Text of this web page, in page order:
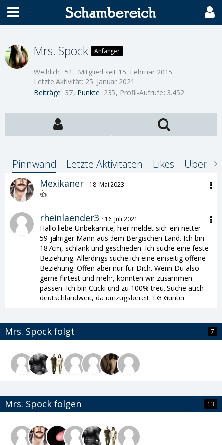
Mrs. Spock Anfänger
Weiblich 51
Mitglied seit 15. Februar 2015
Letzte Aktivität: 25. Januar 2021
Beiträge 37 Punkte 235 Profil-Aufrufe 3.452
Pinnwand Letzte Aktivitäten Likes Über
Mexikaner 18. Mai 2023
👍
rheinlaender3 16. Juli 2021
Hallo liebe Unbekannte, hier meldet sich ein netter
59-jähriger Mann aus dem Bergischen Land. Ich bin
187cm, schlank und geschieden. Ich suche eine feste
Beziehung. Allerdings suche ich eine einseitig offene
Beziehung. Offen aber nur für Dich. Wenn Du also
gerne flirtest und mehr, könnten wir zusammen
passen. Ich bin Cucki und zu 100% treu. Suche auch
deutschlandweit, da umzugsbereit. LG Günter
Mrs. Spock folgt 7
Mrs. Spock folgen 13